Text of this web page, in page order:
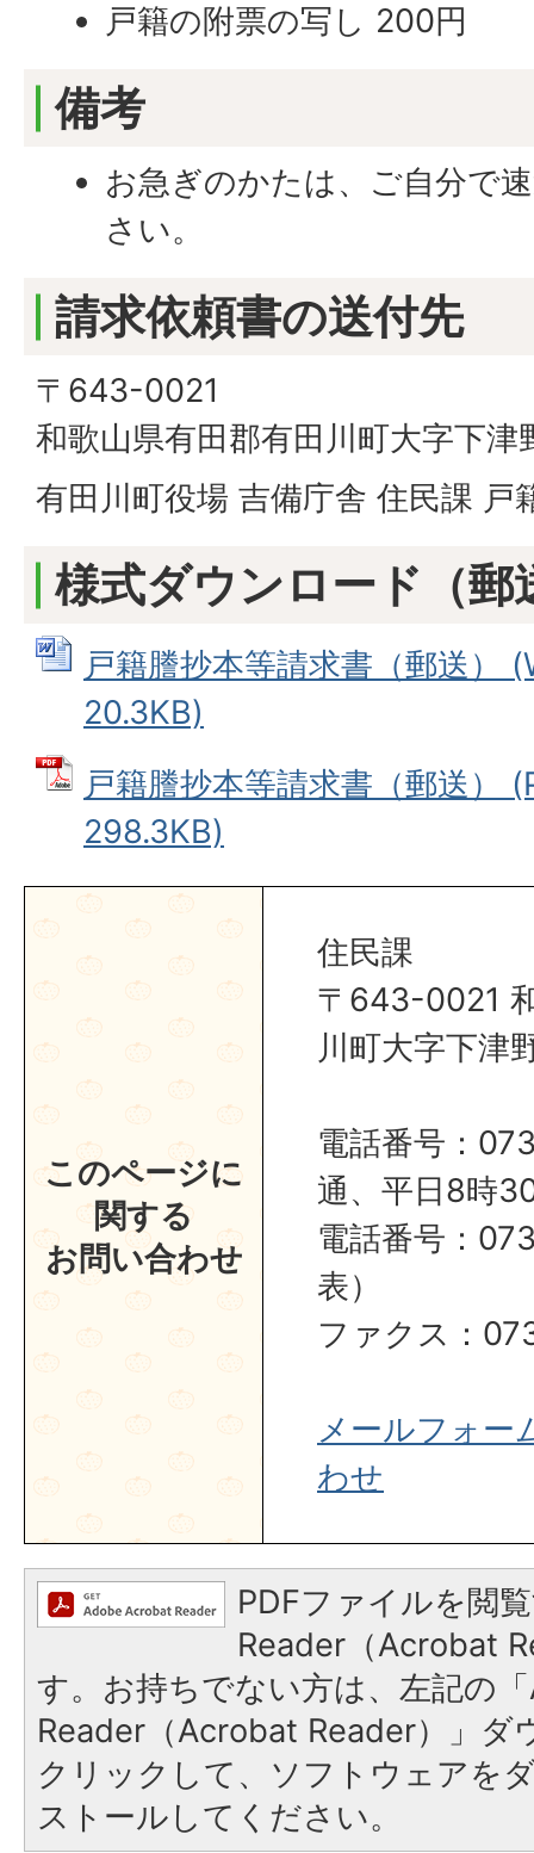
戸籍の附票の写し 200円
備考
お急ぎのかたは、ご自分で
さい。
請求依頼書の送付先
〒643-0021
和歌山県有田郡有田川町大字下
有田川町役場 吉備庁舎 住民課 戸
様式ダウンロード（郵
戸籍謄抄本等請求書（郵送）
20.3KB)
戸籍謄抄本等請求書（郵送）
298.3KB)
このページに
関する
お問い合わせ
住民課
〒643-0021
川町大字下津
電話番号：
通、平日8時
電話番号：
表）
ファクス：
メールフォー
わせ
PDFファイルを閲
Reader（Acrobat
す。お持ちでない方は、左記の
Reader（Acrobat Reader）」ダ
クリックして、ソフトウェアを
ストールしてください。